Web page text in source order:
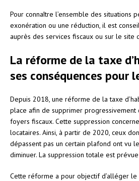
Pour connaître l’ensemble des situations
exonération ou une réduction, il est
auprès des services fiscaux ou sur le site
La réforme de la taxe
ses conséquences pour
Depuis 2018, une réforme de la taxe
place afin de supprimer progressivement
foyers fiscaux. Cette suppression
locataires. Ainsi, à partir de 2020, ceux
dépassent pas un certain plafond ont vu
diminuer. La suppression totale est
Cette réforme a pour objectif d’alléger